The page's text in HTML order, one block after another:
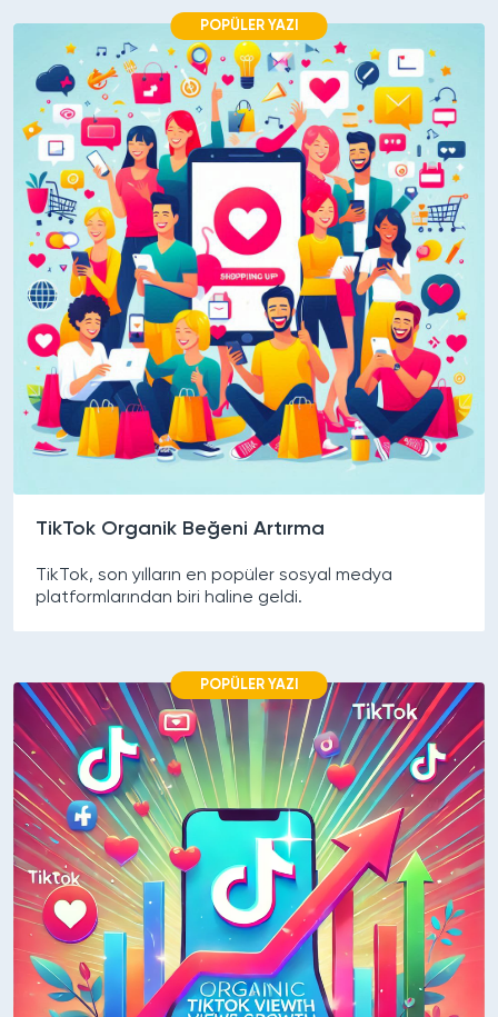
POPÜLER YAZI
TikTok Organik Beğeni Artırma
TikTok, son yılların en popüler sosyal medya
platformlarından biri haline geldi.
POPÜLER YAZI